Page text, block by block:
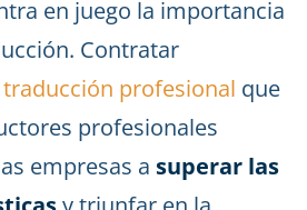
en juego la importancia
Contratar
profesional que
profesionales
empresas a superar las